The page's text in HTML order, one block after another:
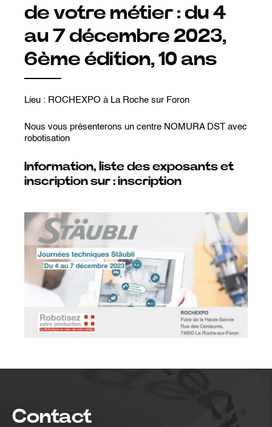
de votre métier : du 4
au 7 décembre 2023,
6ème édition, 10 ans
Lieu : ROCHEXPO à La Roche sur Foron
Nous vous présenterons un centre NOMURA DST avec
robotisation
Information, liste des exposants et
inscription sur : inscription
Contact